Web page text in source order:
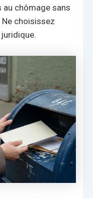
au chômage sans
choisissez